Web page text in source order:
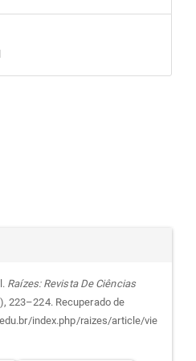
Raízes: Revista De Ciências
223–224. Recuperado de
index.php/raizes/article/vie